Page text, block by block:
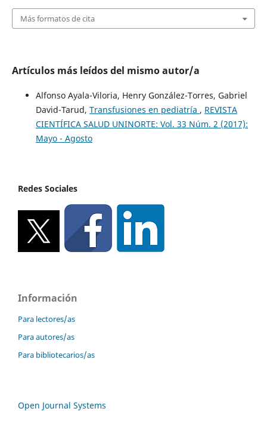
Más formatos de cita
Artículos más leídos del mismo autor/a
Alfonso Ayala-Viloria, Henry González-Torres, Gabriel
David-Tarud, Transfusiones en pediatría , REVISTA
CIENTÍFICA SALUD UNINORTE: Vol. 33 Núm. 2 (2017):
Mayo - Agosto
Redes Sociales
Información
Para lectores/as
Para autores/as
Para bibliotecarios/as
Open Journal Systems